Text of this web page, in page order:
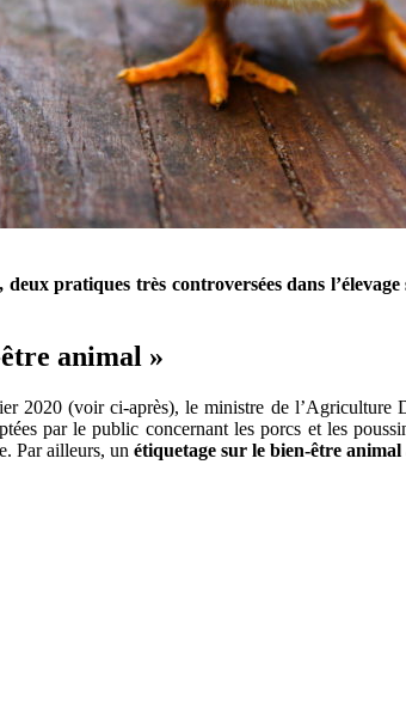
deux pratiques très controversées dans
animal »
2020 (voir ci-après), le ministre de l’Agriculture
par le public concernant les porcs et les
Par ailleurs, un étiquetage sur le bien-être animal